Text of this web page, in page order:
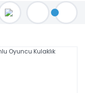
MAİL ATINIZ.
GÖNDERİYORUZ!